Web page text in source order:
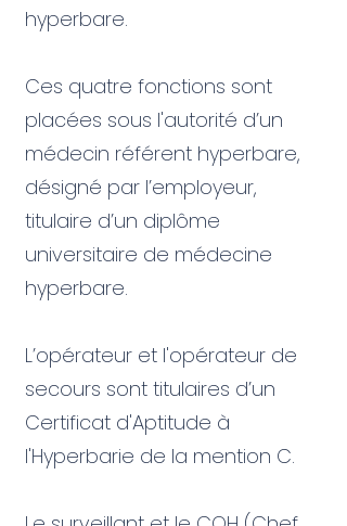
hyperbare.
Ces quatre fonctions sont
placées sous l'autorité d’un
médecin référent hyperbare,
désigné par l’employeur,
titulaire d’un diplôme
universitaire de médecine
hyperbare.
L’opérateur et l'opérateur de
secours sont titulaires d’un
Certificat d'Aptitude à
l'Hyperbarie de la mention C.